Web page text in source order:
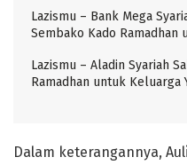
Lazismu – Bank Mega
Sembako Kado Ramadhan
Lazismu – Aladin Syariah
Ramadhan untuk Keluarga
Dalam keterangannya,